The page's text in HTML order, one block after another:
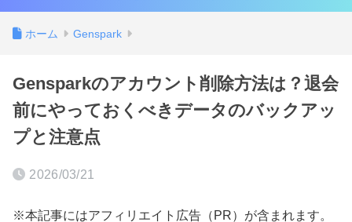
ホーム Genspark
Gensparkのアカウント削除方法は？退会
前にやっておくべきデータのバックアッ
プと注意点
2026/03/21
※本記事にはアフィリエイト広告（PR）が含まれます。